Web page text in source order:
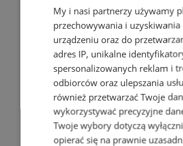
My i nasi partnerzy używamy
przechowywania i
urządzeniu oraz do
adres IP, unikalne
spersonalizowanych reklam i
odbiorców oraz ulepszania
również przetwarzać Twoje
wykorzystywać precyzyjne
Twoje wybory dotyczą
opierać się na prawnie